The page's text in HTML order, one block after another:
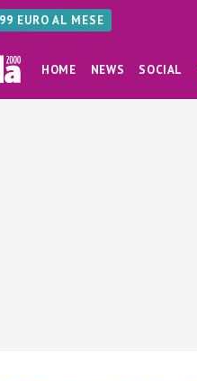
EURO AL MESE
HOME NEWS SOCIAL